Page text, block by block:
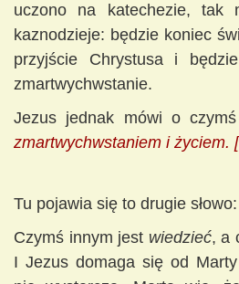
uczono na katechezie, tak
kaznodzieje: będzie koniec
przyjście Chrystusa i
zmartwychwstanie.
Jezus jednak mówi o
zmartwychwstaniem i
Tu pojawia się to drugie słowo:
Czymś innym jest wiedzieć, a
I Jezus domaga się od